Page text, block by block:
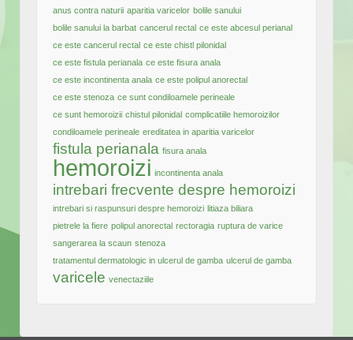
anus contra naturii aparitia varicelor bolile sanului
bolile sanului la barbat cancerul rectal ce este abcesul perianal
ce este cancerul rectal ce este chistl pilonidal
ce este fistula perianala ce este fisura anala
ce este incontinenta anala ce este polipul anorectal
ce este stenoza ce sunt condiloamele perineale
ce sunt hemoroizii chistul pilonidal complicatiile hemoroizilor
condiloamele perineale ereditatea in aparitia varicelor
fistula perianala fisura anala
hemoroizi incontinenta anala
intrebari frecvente despre hemoroizi
intrebari si raspunsuri despre hemoroizi litiaza biliara
pietrele la fiere polipul anorectal rectoragia ruptura de varice
sangerarea la scaun stenoza
tratamentul dermatologic in ulcerul de gamba ulcerul de gamba
varicele venectaziile